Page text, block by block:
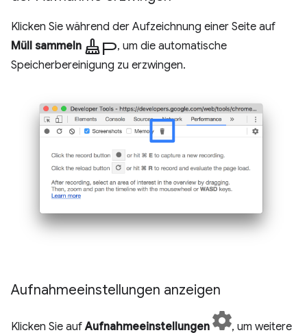
Klicken Sie während der Aufzeichnung einer Seite auf
Müll sammeln Mopp, um die automatische
Speicherbereinigung zu erzwingen.
Aufnahmeeinstellungen anzeigen
Klicken Sie aufAufnahmeeinstellungen
, um weitere